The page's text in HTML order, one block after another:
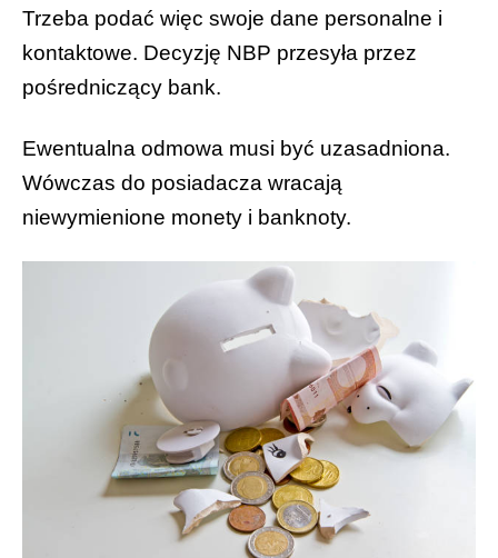
Trzeba podać więc swoje dane personalne i
kontaktowe. Decyzję NBP przesyła przez
pośredniczący bank.
Ewentualna odmowa musi być uzasadniona.
Wówczas do posiadacza wracają
niewymienione monety i banknoty.